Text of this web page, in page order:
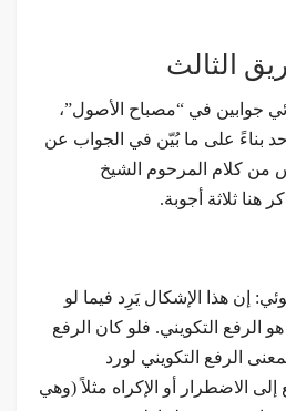
الثالث
جوابين في “مصباح الأصول”،
بناءً على ما بُيّن في الجواب عن
من كلام المرحوم الشيخ
هنا ثلاثة أجوبة.
إن هذا الإشكال يَرِد فيما لو
الرفع التكويني. فلو كان الرفع
الرفع التكويني لورد
إلى الاضطرار أو الإكراه مثلاً (وهي